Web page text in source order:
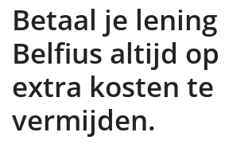
Betaal je lening
Belfius altijd
extra kosten te
vermijden.